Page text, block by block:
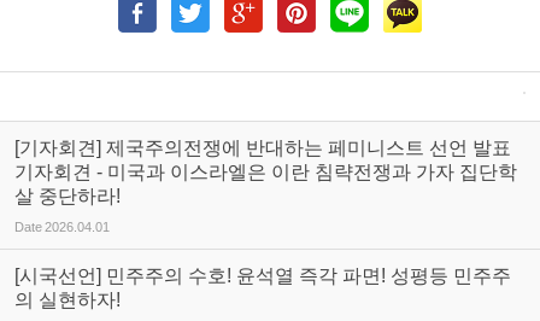
[기자회견] 제국주의전쟁에 반대하는 페미니스트 선언 발표
기자회견 - 미국과 이스라엘은 이란 침략전쟁과 가자 집단학
살 중단하라!
Date2026.04.01
[시국선언] 민주주의 수호! 윤석열 즉각 파면! 성평등 민주주
의 실현하자!